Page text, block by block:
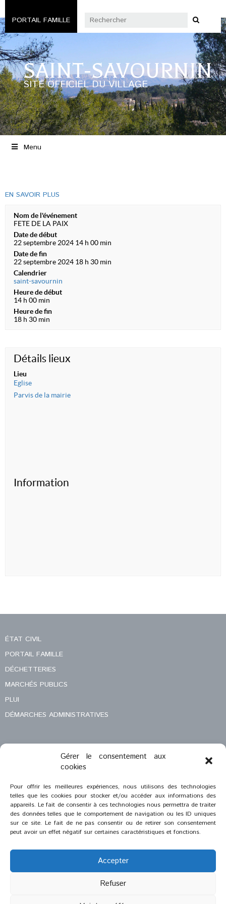
Gérer le consentement aux
cookies
Pour offrir les meilleures expériences, nous utilisons des technologies
telles que les cookies pour stocker et/ou accéder aux informations des
appareils. Le fait de consentir à ces technologies nous permettra de traiter
des données telles que le comportement de navigation ou les ID uniques
sur ce site. Le fait de ne pas consentir ou de retirer son consentement
peut avoir un effet négatif sur certaines caractéristiques et fonctions.
Accepter
Refuser
PORTAIL FAMILLE
SAINT-SAVOURNIN
SITE OFFICIEL DU VILLAGE
Menu
EN SAVOIR PLUS
Nom de l'événement
FETE DE LA PAIX
Date de début
22 septembre 2024 14 h 00 min
Date de fin
22 septembre 2024 18 h 30 min
Calendrier
saint-savournin
Heure de début
14 h 00 min
Heure de fin
18 h 30 min
Détails lieux
Lieu
Eglise
Parvis de la mairie
Information
ÉTAT CIVIL
PORTAIL FAMILLE
DÉCHETTERIES
MARCHÉS PUBLICS
PLUI
DÉMARCHES ADMINISTRATIVES
MENTIONS LÉGALES